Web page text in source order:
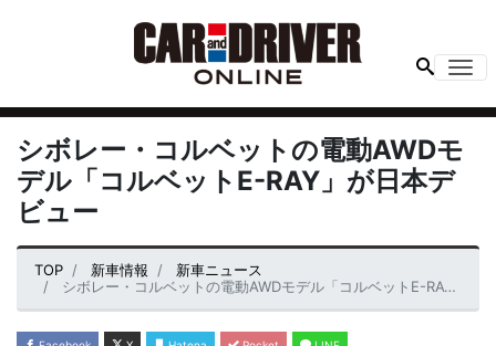
シボレー・コルベットの電動AWDモ
デル「コルベットE-RAY」が日本デ
ビュー
TOP 新車情報
新車ニュース
シボレー・コルベットの電動AWDモデル「コルベットE-RAY」が日本デビュー